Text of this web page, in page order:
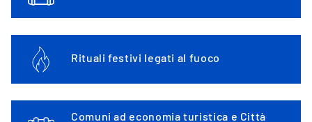
Rituali festivi legati al fuoco
Comuni ad economia turistica e Città